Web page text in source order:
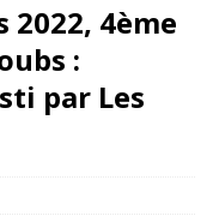
4ème
:
par Les